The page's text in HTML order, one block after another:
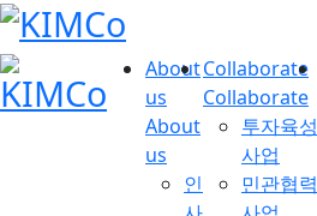
About
us
About
us
인
Collaborate
Collaborate
투자육성
사업
민관협력